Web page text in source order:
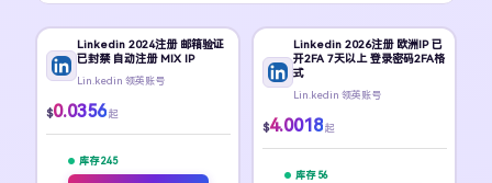
Linkedin 2024注册 邮箱验证
已封禁 自动注册 MIX IP
Lin.kedin 领英账号
$0.0356 起
库存 245
Linkedin 2026注册 欧洲IP 已
开2FA 7天以上 登录密码2FA格
式
Lin.kedin 领英账号
$4.0018 起
库存 56